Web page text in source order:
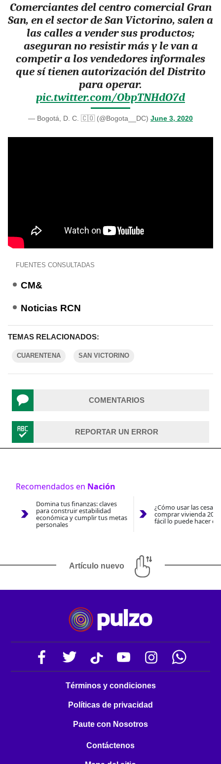
Comerciantes del centro comercial Gran
San, en el sector de San Victorino, salen a
las calles a vender sus productos;
aseguran no resistir más y le van a
competir a los vendedores informales
que sí tienen autorización del Distrito
para operar.
pic.twitter.com/ObpTNHdO7d
— Bogotá, D. C. 🇨🇴 (@Bogota__DC) June 3, 2020
FUENTES CONSULTADAS
CM&
Noticias RCN
TEMAS RELACIONADOS:
CUARENTENA SAN VICTORINO
COMENTARIOS
REPORTAR UN ERROR
Recomendados en Nación
Domina tus finanzas: claves
para construir estabilidad
económica y cumplir tus metas
personales
¿Cómo usar las
comprar vivienda
fácil lo puede hacer
Artículo nuevo
Términos y condiciones
Políticas de privacidad
Paute con Nosotros
Contáctenos